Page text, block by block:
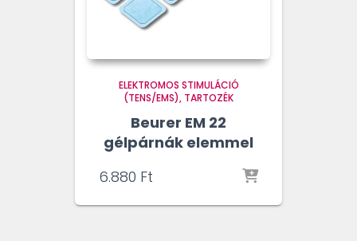
ELEKTROMOS STIMULÁCIÓ
(TENS/EMS) TARTOZÉK
Beurer EM 22
gélpárnák elemmel
6.880 Ft